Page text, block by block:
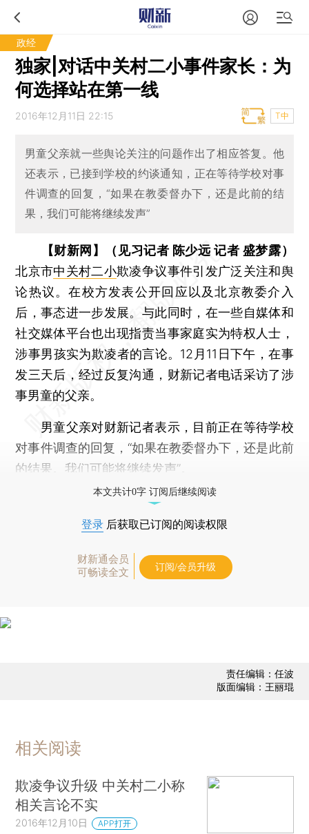
政经
独家|对话中关村二小事件家长：为
何选择站在第一线
2016年12月11日 22:15 T中
男童父亲就一些舆论关注的问题作出了相应答复。他
还表示，已接到学校的约谈通知，正在等待学校对事
件调查的回复，“如果在教委督办下，还是此前的结
果，我们可能将继续发声”
【财新网】（见习记者 陈少远 记者 盛梦露）
北京市中关村二小欺凌争议事件引发广泛关注和舆
论热议。在校方发表公开回应以及北京教委介入
后，事态进一步发展。与此同时，在一些自媒体和
社交媒体平台也出现指责当事家庭实为特权人士，
涉事男孩实为欺凌者的言论。12月11日下午，在事
发三天后，经过反复沟通，财新记者电话采访了涉
事男童的父亲。
男童父亲对财新记者表示，目前正在等待学校
对事件调查的回复，“如果在教委督办下，还是此前
的结果。我们可能将继续发声”。
本文共计0字 订阅后继续阅读
登录 后获取已订阅的阅读权限
财新通会员
可畅读全文
订阅/会员升级
责任编辑：任波
版面编辑：王丽琨
相关阅读
欺凌争议升级 中关村二小称
相关言论不实
2016年12月10日 APP打开